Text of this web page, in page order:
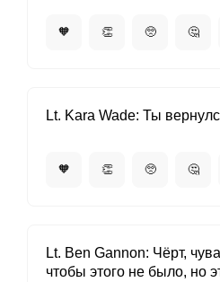
🧡 👏 🥺 🤔
Lt. Kara Wade Ты
🧡 👏 🥺 🤔
Lt. Ben Gannon Чёрт,
чтобы этого не было, но